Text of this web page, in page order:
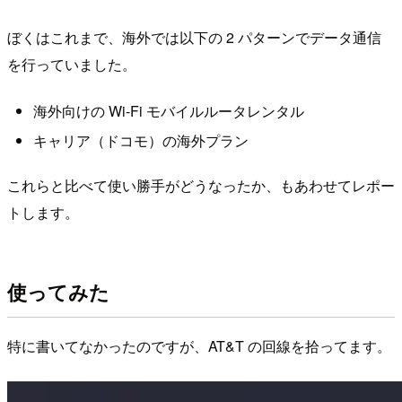
ぼくはこれまで、海外では以下の 2 パターンでデータ通信
を行っていました。
海外向けの Wi-Fi モバイルルータレンタル
キャリア（ドコモ）の海外プラン
これらと比べて使い勝手がどうなったか、もあわせてレポー
トします。
使ってみた
特に書いてなかったのですが、AT&T の回線を拾ってます。